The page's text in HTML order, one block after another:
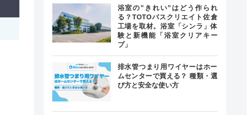
浴室の”きれい”はどう作られ
る？TOTOバスクリエイト佐倉
工場を取材。浴室「シンラ」体
験と新機能「浴室クリアキー
プ」
排水管つまり用ワイヤーはホー
ムセンターで買える？ 種類・選
び方と安全な使い方